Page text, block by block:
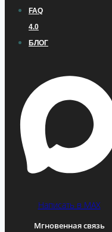
FAQ
4.0
БЛОГ
Написать в MAX
Мгновенная связь